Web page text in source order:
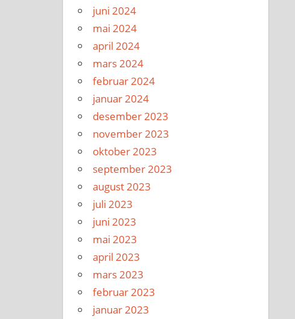
juni 2024
mai 2024
april 2024
mars 2024
februar 2024
januar 2024
desember 2023
november 2023
oktober 2023
september 2023
august 2023
juli 2023
juni 2023
mai 2023
april 2023
mars 2023
februar 2023
januar 2023